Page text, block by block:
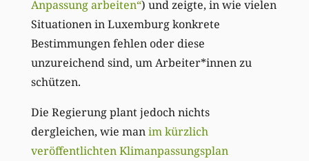
Anpassung arbeiten“) und zeigte, in wie vielen
Situationen in Luxemburg konkrete
Bestimmungen fehlen oder diese
unzureichend sind, um Arbeiter*innen zu
schützen.
Die Regierung plant jedoch nichts
dergleichen, wie manim kürzlich
veröffentlichten Klimanpassungsplan